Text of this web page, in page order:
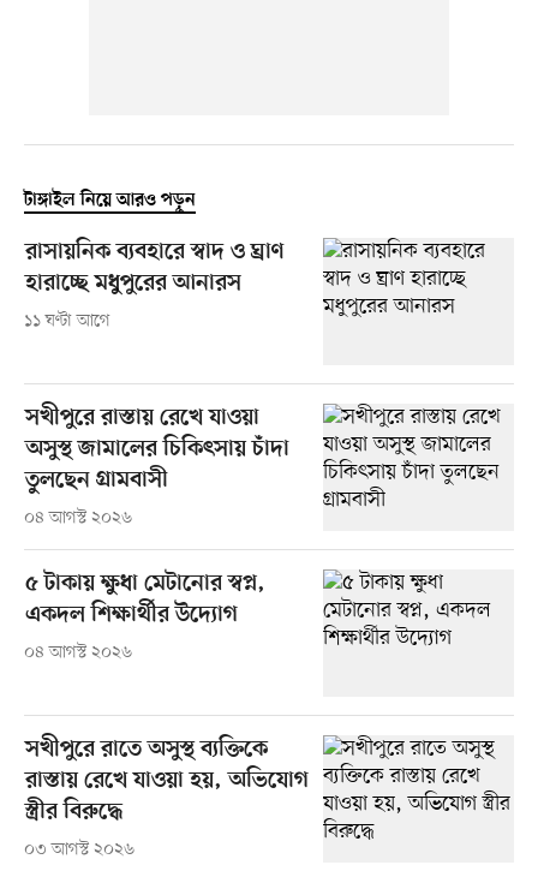
টাঙ্গাইল নিয়ে আরও পড়ুন
রাসায়নিক ব্যবহারে স্বাদ ও ঘ্রাণ
হারাচ্ছে মধুপুরের আনারস
১১ ঘণ্টা আগে
সখীপুরে রাস্তায় রেখে যাওয়া
অসুস্থ জামালের চিকিৎসায় চাঁদা
তুলছেন গ্রামবাসী
০৪ আগস্ট ২০২৬
৫ টাকায় ক্ষুধা মেটানোর স্বপ্ন,
একদল শিক্ষার্থীর উদ্যোগ
০৪ আগস্ট ২০২৬
সখীপুরে রাতে অসুস্থ ব্যক্তিকে
রাস্তায় রেখে যাওয়া হয়, অভিযোগ
স্ত্রীর বিরুদ্ধে
০৩ আগস্ট ২০২৬